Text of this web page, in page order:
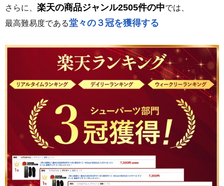
さらに、 楽天の商品ジャンル2505件の中では、
最高難易度である堂々の３冠を獲得する